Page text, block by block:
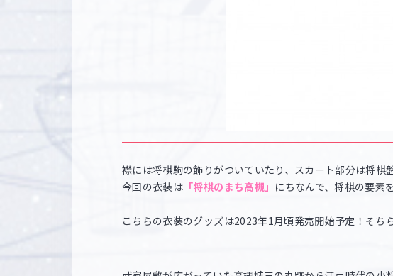
襟には将棋駒の飾りがついていたり、スカート部分は将棋
今回の衣装は 「将棋のまち高槻」 にちなんで、将棋の要素
こちらの衣装のグッズは2023年1月頃発売開始予定！そち